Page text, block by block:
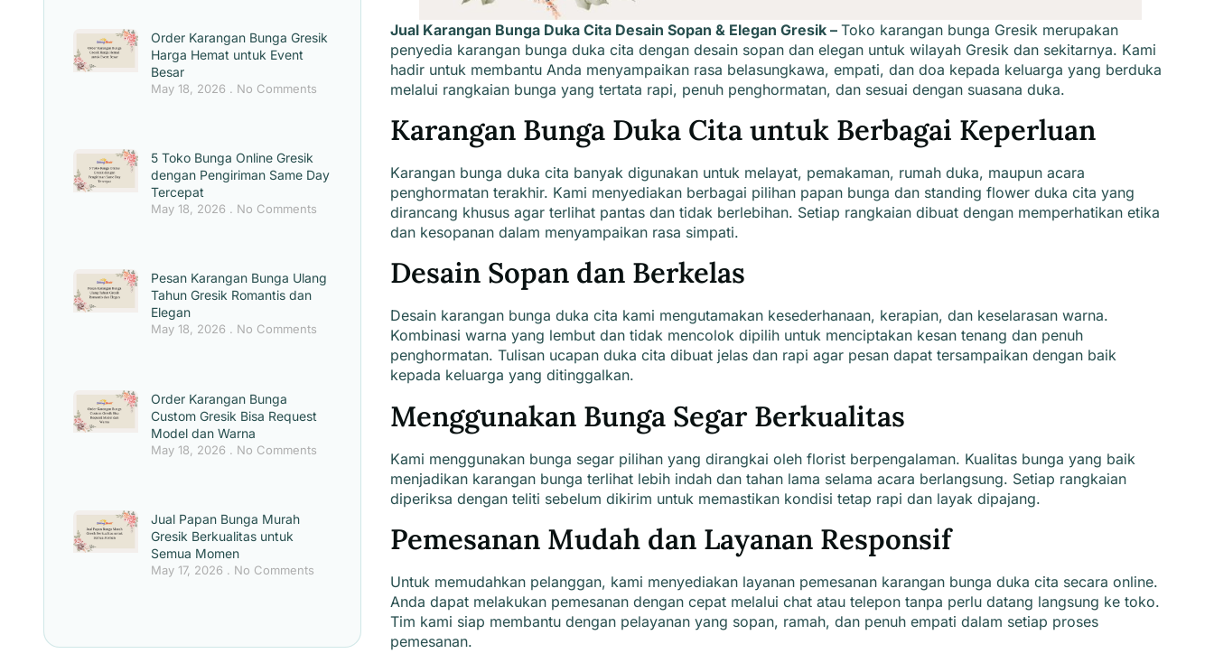
Order Karangan Bunga Gresik
Harga Hemat untuk Event
Besar
May 18, 2026 No Comments
5 Toko Bunga Online Gresik
dengan Pengiriman Same Day
Tercepat
May 18, 2026 No Comments
Pesan Karangan Bunga Ulang
Tahun Gresik Romantis dan
Elegan
May 18, 2026 No Comments
Order Karangan Bunga
Custom Gresik Bisa Request
Model dan Warna
May 18, 2026 No Comments
Jual Papan Bunga Murah
Gresik Berkualitas untuk
Semua Momen
May 17, 2026 No Comments
Jual Karangan Bunga Duka Cita Desain Sopan & Elegan Gresik – Toko karangan bunga Gresik merupakan
penyedia karangan bunga duka cita dengan desain sopan dan elegan untuk wilayah Gresik dan sekitarnya. Kami
hadir untuk membantu Anda menyampaikan rasa belasungkawa, empati, dan doa kepada keluarga yang berduka
melalui rangkaian bunga yang tertata rapi, penuh penghormatan, dan sesuai dengan suasana duka.
Karangan Bunga Duka Cita untuk Berbagai Keperluan
Karangan bunga duka cita banyak digunakan untuk melayat, pemakaman, rumah duka, maupun acara
penghormatan terakhir. Kami menyediakan berbagai pilihan papan bunga dan standing flower duka cita yang
dirancang khusus agar terlihat pantas dan tidak berlebihan. Setiap rangkaian dibuat dengan memperhatikan etika
dan kesopanan dalam menyampaikan rasa simpati.
Desain Sopan dan Berkelas
Desain karangan bunga duka cita kami mengutamakan kesederhanaan, kerapian, dan keselarasan warna.
Kombinasi warna yang lembut dan tidak mencolok dipilih untuk menciptakan kesan tenang dan penuh
penghormatan. Tulisan ucapan duka cita dibuat jelas dan rapi agar pesan dapat tersampaikan dengan baik
kepada keluarga yang ditinggalkan.
Menggunakan Bunga Segar Berkualitas
Kami menggunakan bunga segar pilihan yang dirangkai oleh florist berpengalaman. Kualitas bunga yang baik
menjadikan karangan bunga terlihat lebih indah dan tahan lama selama acara berlangsung. Setiap rangkaian
diperiksa dengan teliti sebelum dikirim untuk memastikan kondisi tetap rapi dan layak dipajang.
Pemesanan Mudah dan Layanan Responsif
Untuk memudahkan pelanggan, kami menyediakan layanan pemesanan karangan bunga duka cita secara online.
Anda dapat melakukan pemesanan dengan cepat melalui chat atau telepon tanpa perlu datang langsung ke toko.
Tim kami siap membantu dengan pelayanan yang sopan, ramah, dan penuh empati dalam setiap proses
pemesanan.